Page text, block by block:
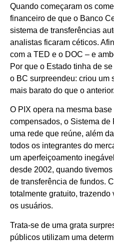
Quando começaram os
financeiro de que o Banco
sistema de transferências
analistas ficaram céticos.
com a TED e o DOC – e
Por que o Estado tinha de
o BC surpreendeu: criou um
mais barato do que o anterior.
O PIX opera na mesma
compensados, o Sistema
uma rede que reúne, além
todos os integrantes do
um aperfeiçoamento
desde 2002, quando
de transferência de fundos.
totalmente gratuito,
os usuários.
Trata-se de uma grata
públicos utilizam uma